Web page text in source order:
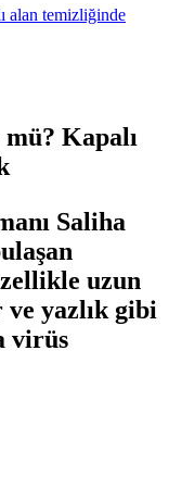
alan temizliğinde
Kapalı
Saliha
uzun
ve yazlık gibi
virüs